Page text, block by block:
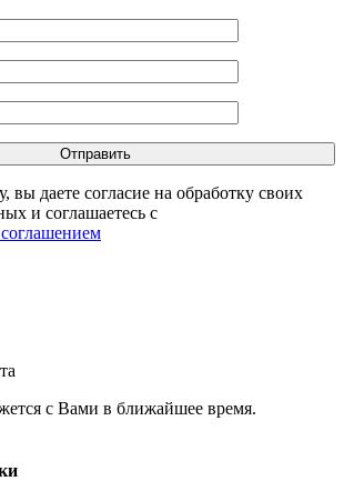
даете согласие на обработку своих
и соглашаетесь с
с Вами в ближайшее время.